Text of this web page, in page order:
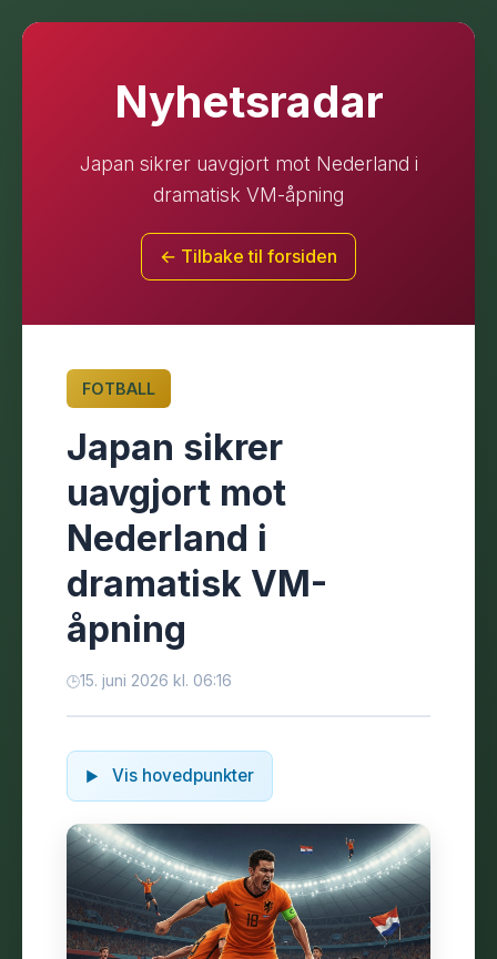
Nyhetsradar
Japan sikrer uavgjort mot Nederland i
dramatisk VM-åpning
← Tilbake til forsiden
FOTBALL
Japan sikrer
uavgjort mot
Nederland i
dramatisk VM-
åpning
15. juni 2026 kl. 06:16
Vis hovedpunkter